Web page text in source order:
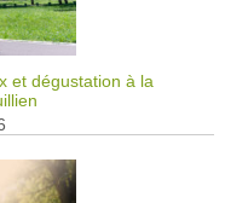
et dégustation à la